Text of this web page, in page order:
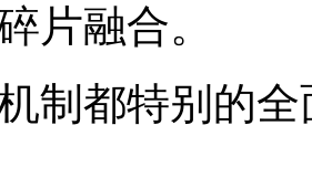
片融合。
制都特别的